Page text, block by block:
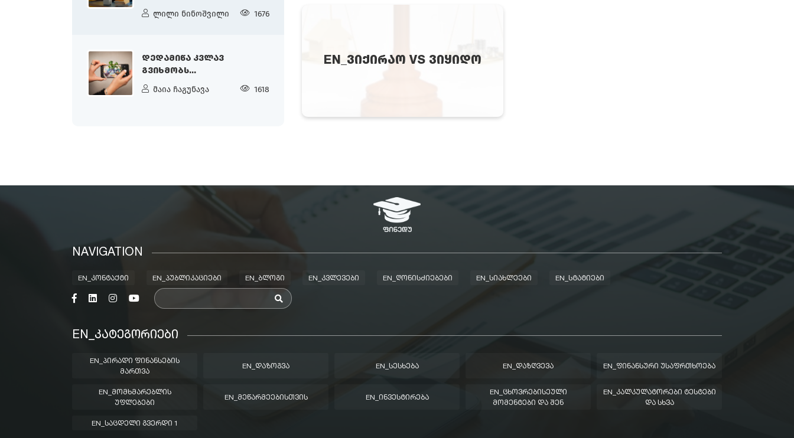
ლილი ნინოშვილი 1676
ᲓᲔᲓᲐᲛᲘᲬᲐ ᲙᲕᲚᲐᲕ
ᲒᲕᲘᲮᲛᲝᲑᲡ...
მაია ჩაგუნავა 1618
EN_ᲕᲘᲥᲘᲠᲐᲝ VS ᲕᲘᲧᲘᲓᲝ
NAVIGATION
EN_ᲙᲝᲜᲢᲐᲥᲢᲘ EN_ᲞᲣᲑᲚᲘᲙᲐᲪᲘᲔᲑᲘ EN_ᲑᲚᲝᲒᲘ EN_ᲙᲕᲚᲔᲕᲔᲑᲘ EN_ᲦᲝᲜᲘᲡᲫᲘᲔᲑᲔᲑᲘ EN_ᲡᲘᲐᲮᲚᲔᲔᲑᲘ EN_ᲡᲢᲐᲢᲘᲔᲑᲘ
EN_ᲙᲐᲢᲔᲒᲝᲠᲘᲔᲑᲘ
EN_ᲞᲘᲠᲐᲓᲘ ᲤᲘᲜᲐᲜᲡᲔᲑᲘᲡ
ᲛᲐᲠᲗᲕᲐ
EN_ᲓᲐᲖᲝᲒᲕᲐ EN_ᲡᲔᲡᲮᲔᲑᲐ EN_ᲓᲐᲖᲦᲕᲔᲕᲐ EN_ᲤᲘᲜᲐᲜᲡᲣᲠᲘ ᲣᲡᲐᲤᲠᲗᲮᲝᲔᲑᲐ
EN_ᲛᲝᲛᲮᲛᲐᲠᲔᲑᲚᲘᲡ
ᲣᲤᲚᲔᲑᲔᲑᲘ
EN_ᲛᲔᲬᲐᲠᲛᲔᲔᲑᲘᲡᲗᲕᲘᲡ EN_ᲘᲜᲕᲔᲡᲢᲘᲠᲔᲑᲐ
EN_ᲪᲮᲝᲕᲠᲔᲑᲘᲡᲔᲣᲚᲘ
ᲛᲝᲛᲔᲜᲢᲔᲑᲘ ᲓᲐ ᲨᲔᲜ
EN_ᲙᲐᲚᲙᲣᲚᲐᲢᲝᲠᲔᲑᲘ ᲢᲔᲡᲢᲔᲑᲘ
ᲓᲐ ᲡᲮᲕᲐ
EN_ᲡᲐᲪᲓᲔᲚᲘ ᲒᲕᲔᲠᲓᲘ 1